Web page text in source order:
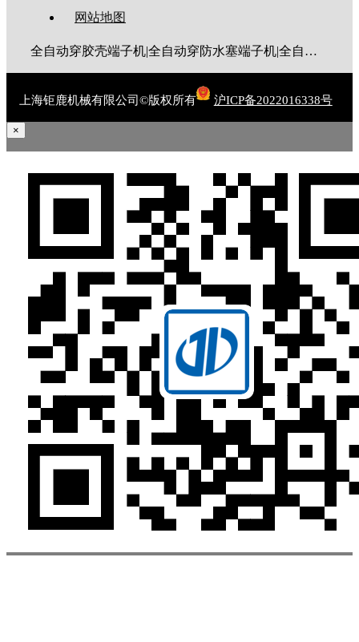
网站地图
全自动穿胶壳端子机|全自动穿防水塞端子机|全自动穿热缩管端子机|全自动穿护套端子机|全自动穿号码管端子机|全自动端子机|全自动穿防水栓端子机|端子压着机|端子压接机|静音端子机|多芯线端子机|护套线端子机|全自动排线端子机|新能源大平方压接机|电脑剥线机|自动剥线机|裁线机|剥线机
上海钜鹿机械有限公司©版权所有 沪ICP备2022016338号
×